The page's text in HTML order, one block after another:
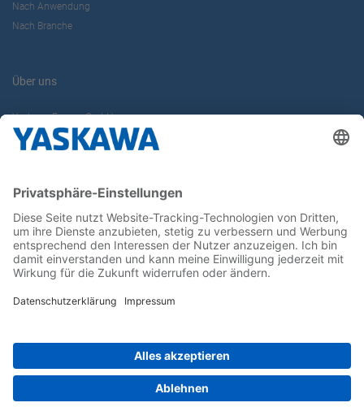
Nach Anwendung
Nach Branche
Über uns
Yaskawa Europe GmbH
Karriere
Newsletter
Follow us on...